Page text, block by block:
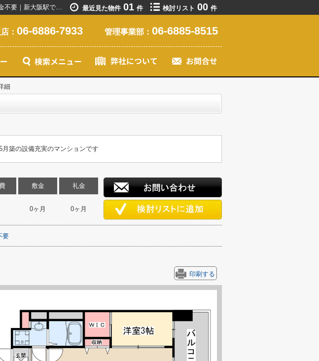
アーバンパーク御幣島｜外観タイル張り BS ゴミ出し24時間OK 宅配ボックス 敷金礼金不要｜新大阪駅で賃貸マンションを探すなら創業20年以上のセンチュリー21ライフネット・ライブグループ 最近見た物件 01 件 検討リスト 00 件
： 06-6886-7933 管理事業部： 06-6885-8515
細
築の設備充実のマンションです
敷金
0ヶ月
礼金
0ヶ月
要
印刷する